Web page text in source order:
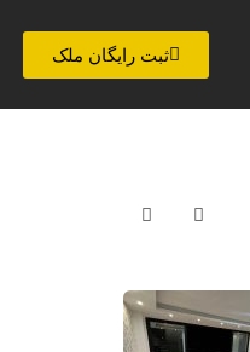
ثبت رایگان ملک